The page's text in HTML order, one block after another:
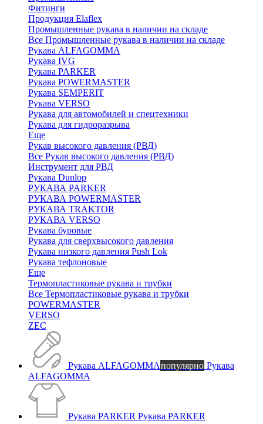
Фитинги
Продукция Elaflex
Промышленные рукава в наличии на складе
Все Промышленные рукава в наличии на складе
Рукава ALFAGOMMA
Рукава IVG
Рукава PARKER
Рукава POWERMASTER
Рукава SEMPERIT
Рукава VERSO
Рукава для автомобилей и спецтехники
Рукава для гидроразрыва
Еще
Рукав высокого давления (РВД)
Все Рукав высокого давления (РВД)
Инструмент для РВД
Рукава Dunlop
РУКАВА PARKER
РУКАВА POWERMASTER
РУКАВА TRAKTOR
РУКАВА VERSO
Рукава буровые
Рукава для сверхвысокого давления
Рукава низкого давления Push Lok
Рукава тефлоновые
Еще
Термопластиковые рукава и трубки
Все Термопластиковые рукава и трубки
POWERMASTER
VERSO
ZEC
Рукава ALFAGOMMAпопулярно Рукава
ALFAGOMMA
Рукава PARKER Рукава PARKER